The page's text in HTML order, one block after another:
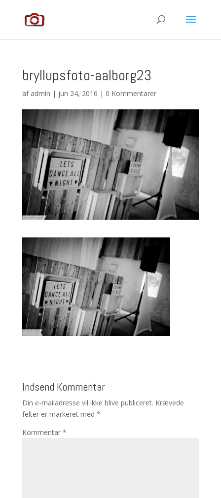
bryllupsfoto-aalborg23
af admin | jun 24, 2016 | 0 Kommentarer
Indsend Kommentar
Din e-mailadresse vil ikke blive publiceret. Krævede
felter er markeret med *
Kommentar *